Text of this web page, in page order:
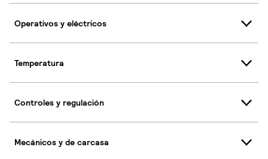
Operativos y eléctricos
Temperatura
Controles y regulación
Mecánicos y de carcasa